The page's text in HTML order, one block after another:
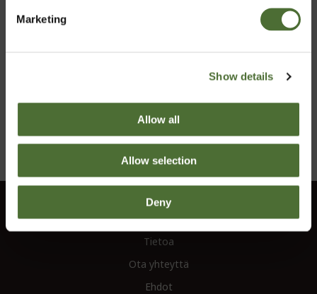
Marketing
Show details
Allow all
Allow selection
Deny
Suihkepullo /
Handsprayflaska 500 ml
Asiakaspalvelu
Tietoa
Ota yhteyttä
Ehdot